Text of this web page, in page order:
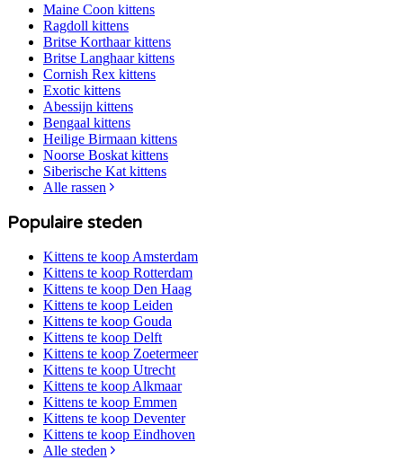
Maine Coon kittens
Ragdoll kittens
Britse Korthaarkittens
Britse Langhaarkittens
Cornish Rex kittens
Exotic kittens
Abessijn kittens
Bengaal kittens
Heilige Birmaan kittens
Noorse Boskat kittens
Siberische Kat kittens
Alle rassen
Populaire steden
Kittens te koop Amsterdam
Kittens te koop Rotterdam
Kittens te koop Den Haag
Kittens te koop Leiden
Kittens te koop Gouda
Kittens te koop Delft
Kittens te koop Zoetermeer
Kittens te koop Utrecht
Kittens te koop Alkmaar
Kittens te koop Emmen
Kittens te koop Deventer
Kittens te koop Eindhoven
Alle steden